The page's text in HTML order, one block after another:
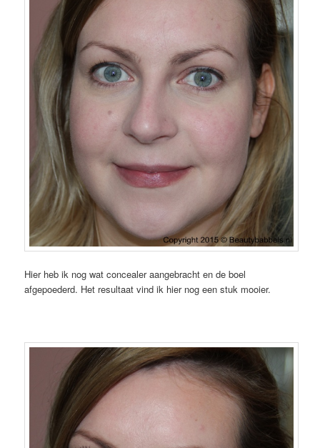
Hier heb ik nog wat concealer aangebracht en de boel
afgepoederd. Het resultaat vind ik hier nog een stuk mooier.